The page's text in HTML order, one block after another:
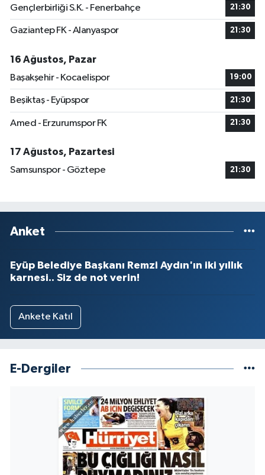
Gençlerbirliği S.K. - Fenerbahçe 21:30
Gaziantep FK - Alanyaspor 21:30
16 Ağustos, Pazar
Başakşehir - Kocaelispor
19:00
Beşiktaş - Eyüpspor 21:30
Amed - Erzurumspor FK 21:30
17 Ağustos, Pazartesi
Samsunspor - Göztepe
21:30
Anket
Eyüp Belediye Başkanı Remzi Aydın'ın iki yıllık
karnesi.. Siz de not verin!
Ankete Katıl
E-Dergiler